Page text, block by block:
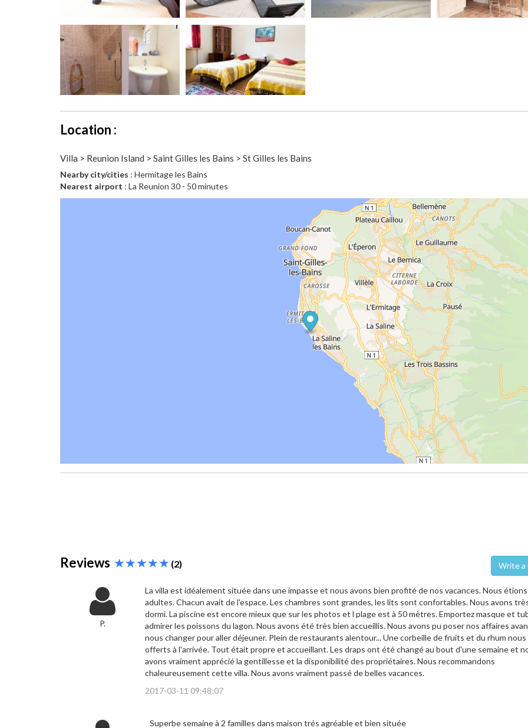
Location :
Villa > Reunion Island > Saint Gilles les Bains > St Gilles les Bains
Nearby city/cities : Hermitage les Bains
Nearest airport : La Reunion 30 - 50 minutes
Reviews (2)
P.
La villa est idéalement située dans une impasse et nous avons bien profité de nos vacances. Nous
adultes. Chacun avait de l'espace. Les chambres sont grandes, les lits sont confortables. Nous avons
dormi. La piscine est encore mieux que sur les photos et l plage est à 50 mètres. Emportez masque et
admirer les poissons du lagon. Nous avons été très bien accueillis. Nous avons pu poser nos affaires
nous changer pour aller déjeuner. Plein de restaurants alentour... Une corbeille de fruits et du rhum
offerts à l'arrivée. Tout était propre et accueillant. Les draps ont été changé au bout d'une semaine et
avons vraiment apprécié la gentillesse et la disponibilité des propriétaires. Nous recommandons
chaleureusement cette villa. Nous avons vraiment passé de belles vacances.
2017-03-11 09:48:07
Superbe semaine à 2 familles dans maison trés agréable et bien située